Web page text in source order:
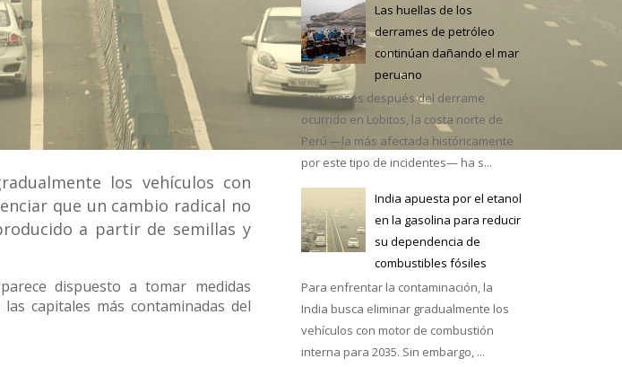
solar de México
los vehículos con
que un cambio radical no
a partir de semillas y
dispuesto a tomar medidas
capitales más contaminadas del
Las huellas de los
derrames de petróleo
continúan dañando el mar
peruano
Seis meses después del derrame
ocurrido en Lobitos, la costa norte de
Perú —la más afectada históricamente
por este tipo de incidentes— ha s...
India apuesta por el etanol
en la gasolina para reducir
su dependencia de
combustibles fósiles
Para enfrentar la contaminación, la
India busca eliminar gradualmente los
vehículos con motor de combustión
interna para 2035. Sin embargo, ...